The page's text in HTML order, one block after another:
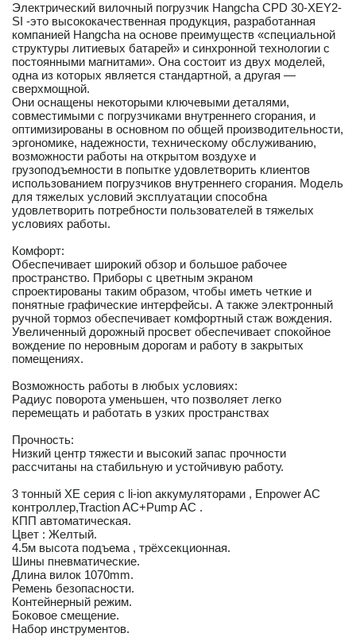
Электрический вилочный погрузчик Hangcha CPD 30-XEY2-
SI -это высококачественная продукция, разработанная
компанией Hangcha на основе преимуществ «специальной
структуры литиевых батарей» и синхронной технологии с
постоянными магнитами». Она состоит из двух моделей,
одна из которых является стандартной, а другая —
сверхмощной.
Они оснащены некоторыми ключевыми деталями,
совместимыми с погрузчиками внутреннего сгорания, и
оптимизированы в основном по общей производительности,
эргономике, надежности, техническому обслуживанию,
возможности работы на открытом воздухе и
грузоподъемности в попытке удовлетворить клиентов
использованием погрузчиков внутреннего сгорания. Модель
для тяжелых условий эксплуатации способна
удовлетворить потребности пользователей в тяжелых
условиях работы.
Комфорт:
Обеспечивает широкий обзор и большое рабочее
пространство. Приборы с цветным экраном
спроектированы таким образом, чтобы иметь четкие и
понятные графические интерфейсы. А также электронный
ручной тормоз обеспечивает комфортный стаж вождения.
Увеличенный дорожный просвет обеспечивает спокойное
вождение по неровным дорогам и работу в закрытых
помещениях.
Возможность работы в любых условиях:
Радиус поворота уменьшен, что позволяет легко
перемещать и работать в узких пространствах
Прочность:
Низкий центр тяжести и высокий запас прочности
рассчитаны на стабильную и устойчивую работу.
3 тонный XE серия с li-ion аккумуляторами , Enpower AC
контроллер,Traction AC+Pump AC .
КПП автоматическая.
Цвет : Желтый.
4.5м высота подъема , трёхсекционная.
Шины пневматические.
Длина вилок 1070mm.
Ремень безопасности.
Контейнерный режим.
Боковое смещение.
Набор инструментов.